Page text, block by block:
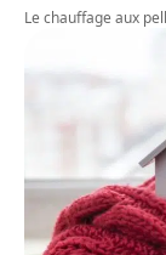
Le chauffage aux